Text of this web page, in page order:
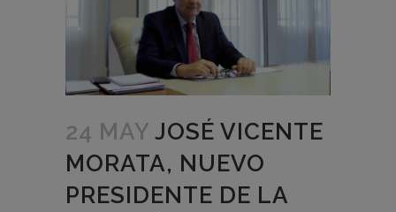
24 MAY JOSÉ VICENTE
MORATA, NUEVO
PRESIDENTE DE LA